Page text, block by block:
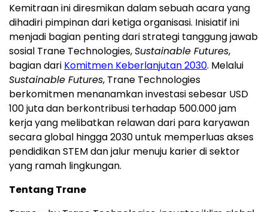
Kemitraan ini diresmikan dalam sebuah acara yang
dihadiri pimpinan dari ketiga organisasi. Inisiatif ini
menjadi bagian penting dari strategi tanggung jawab
sosial Trane Technologies,Sustainable Futures,
bagian dari Komitmen Keberlanjutan 2030. Melalui
Sustainable Futures, Trane Technologies
berkomitmen menanamkan investasi sebesar USD
100juta dan berkontribusi terhadap 500.000 jam
kerja yang melibatkan relawan dari para karyawan
secara global hingga 2030 untuk memperluas akses
pendidikan STEM dan jalur menuju karier di sektor
yang ramah lingkungan.
Tentang Trane